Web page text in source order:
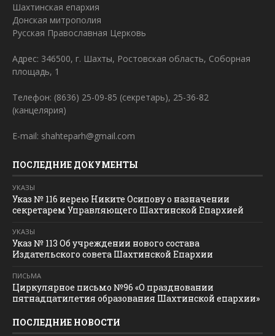
Шахтинская епархия
Донская митрополия
Русская Православная Церковь
Адрес: 346500, г. Шахты, Ростовская область, Соборная
площадь, 1
Телефон: (8636) 25-09-85 (секретарь), 25-36-82
(канцелярия)
E-mail: shahteparh@gmail.com
ПОСЛЕДНИЕ ДОКУМЕНТЫ
УКАЗЫ
Указ № 116 иерею Никите Осипову о назначении
секретарем Управляющего Шахтинской Епархией
УКАЗЫ
Указ № 113 Об учреждении нового состава
Издательского совета Шахтинской Епархии
ПИСЬМА
Циркулярное письмо №96 «О праздновании
пятнадцатилетия образования Шахтинской епархии»
ПОСЛЕДНИЕ НОВОСТИ